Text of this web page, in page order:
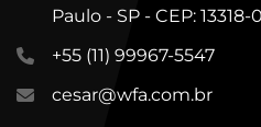
Paulo - SP - CEP: 13318-
+55 (11) 99967-5547
cesar@wfa.com.br